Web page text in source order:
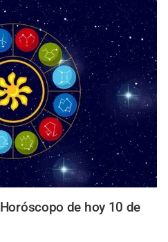
Horóscopo de hoy 10 de